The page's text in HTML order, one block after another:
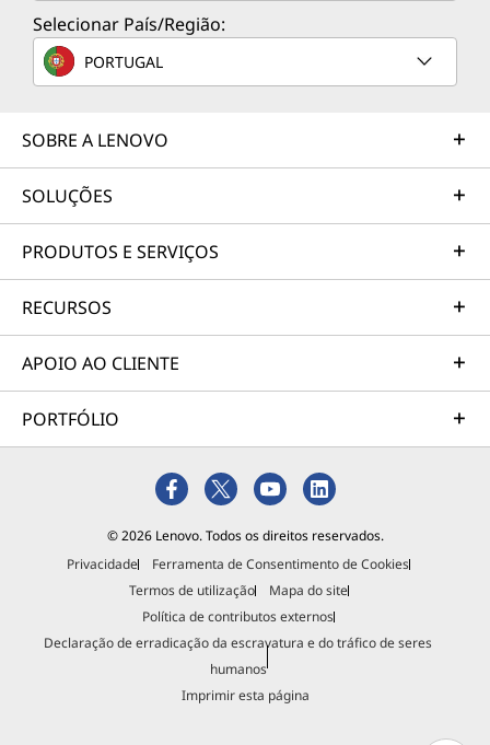
Selecionar País/Região:
PORTUGAL
SOBRE A LENOVO
SOLUÇÕES
PRODUTOS E SERVIÇOS
RECURSOS
APOIO AO CLIENTE
PORTFÓLIO
© 2026 Lenovo. Todos os direitos reservados.
Privacidade
Ferramenta de Consentimento de Cookies
Termos de utilização
Mapa do site
Política de contributos externos
Declaração de erradicação da escravatura e do tráfico de seres
humanos
Imprimir esta página